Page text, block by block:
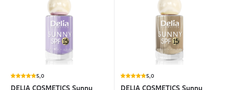
5,0 5,0